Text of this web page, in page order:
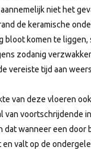
niet het
de keramische
bloot komen te liggen,
zodanig
vereiste tijd aan
van deze vloeren
van voortschrijdende
dat wanneer een door
valt op de